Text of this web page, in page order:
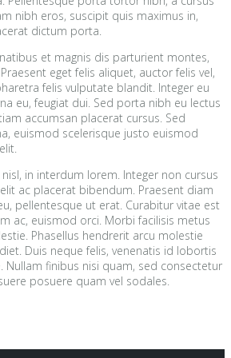
nibh eros, suscipit quis maximus in,
dictum porta.
et magnis dis parturient montes,
eget felis aliquet, auctor felis vel,
felis vulputate blandit. Integer eu
eu, feugiat dui. Sed porta nibh eu lectus
accumsan placerat cursus. Sed
euismod scelerisque justo euismod
in interdum lorem. Integer non cursus
ac placerat bibendum. Praesent diam
pellentesque ut erat. Curabitur vitae est
ac, euismod orci. Morbi facilisis metus
Phasellus hendrerit arcu molestie
Duis neque felis, venenatis id lobortis
Nullam finibus nisi quam, sed consectetur
posuere quam vel sodales.